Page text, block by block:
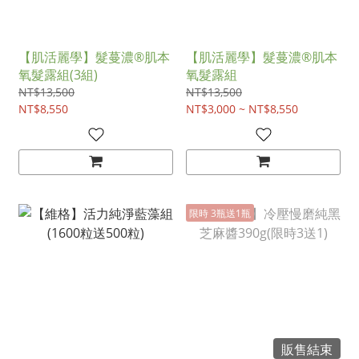
【肌活麗學】髮蔓濃®肌本
氧髮露組(3組)
NT$13,500
NT$8,550
【肌活麗學】髮蔓濃®肌本
氧髮露組
NT$13,500
NT$3,000 ~ NT$8,550
限時 3瓶送1瓶
販售結束